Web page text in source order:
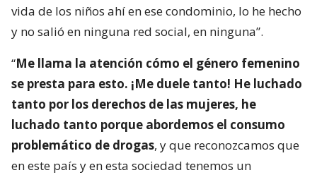
vida de los niños ahí en ese condominio, lo he hecho
y no salió en ninguna red social, en ninguna”.
“Me llama la atención cómo el género femenino
se presta para esto. ¡Me duele tanto! He luchado
tanto por los derechos de las mujeres, he
luchado tanto porque abordemos el consumo
problemático de drogas, y que reconozcamos que
en este país y en esta sociedad tenemos un